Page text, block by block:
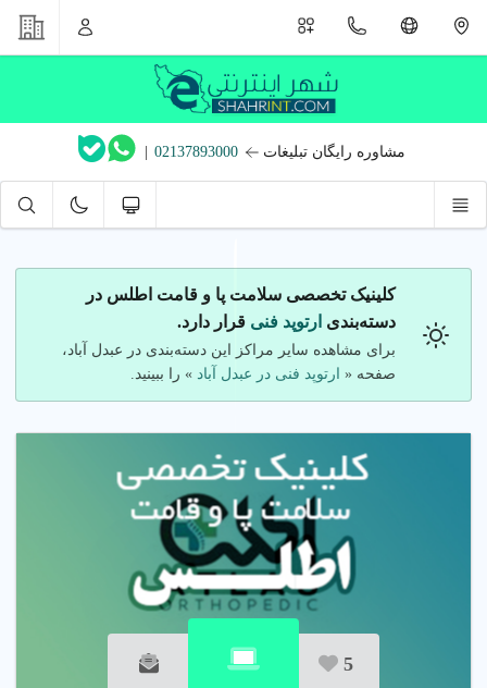
مشاوره رایگان تبلیغات 02137893000
|
کلینیک تخصصی سلامت پا و قامت اطلس در
دسته‌بندی ارتوپد فنی قرار دارد.
برای مشاهده سایر مراکز این دسته‌بندی در عبدل آباد،
صفحه « ارتوپد فنی در عبدل آباد» را ببینید.
5